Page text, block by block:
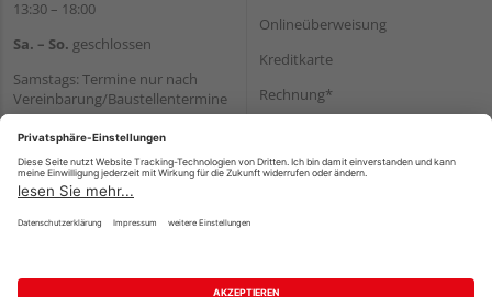
13:30 – 18:00
Sa. – So. geschlossen
Samstags: Termine nur nach
Vereinbarung/Baustellentermine
Wir helfen Ihnen gerne
weiter
Tel.:+49 6062 956180
E-Mail:shop@holzland-seibert.de
Onlineüberweisung
Kreditkarte
Rechnung*
Versand
Impressum AGB Widerruf Datenschutz